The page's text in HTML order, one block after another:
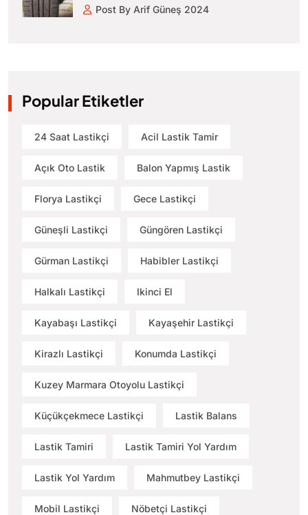
Post By Arif Güneş 2024
Popular Etiketler
24 Saat Lastikçi Acil Lastik Tamir
Açık Oto Lastik Balon Yapmış Lastik
Florya Lastikçi Gece Lastikçi
Güneşli Lastikçi Güngören Lastikçi
Gürman Lastikçi Habibler Lastikçi
Halkalı Lastikçi Ikinci El
Kayabaşı Lastikçi Kayaşehir Lastikçi
Kirazlı Lastikçi Konumda Lastikçi
Kuzey Marmara Otoyolu Lastikçi
Küçükçekmece Lastikçi Lastik Balans
Lastik Tamiri Lastik Tamiri Yol Yardım
Lastik Yol Yardım Mahmutbey Lastikçi
Mobil Lastikçi Nöbetçi Lastikçi